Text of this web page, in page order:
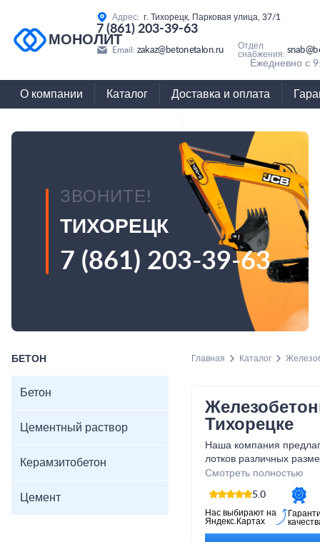
МОНОЛИТ
Адрес: г. Тихорецк, Парковая улица, 37/1
7 (861) 203-39-63
Email: zakaz@betonetalon.ru
Отдел
снабжения:
Ежедневно с
О компании Каталог Доставка и оплата
ЗВОНИТЕ!
ТИХОРЕЦК
7 (861) 203-39-63
БЕТОН
Бетон
Цементный раствор
Керамзитобетон
Цемент
Главная Каталог
Тихорецке
Наша компания
лотков различных
удовлетворить все
лотки отличаются
и устойчивостью к
идеальным выбором
условиях. Не упустите
Смотреть полностью
5.0
Нас выбирают на
Яндекс.Картах